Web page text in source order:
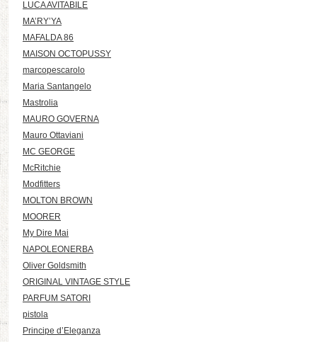
LUCA AVITABILE
MA’RY’YA
MAFALDA 86
MAISON OCTOPUSSY
marcopescarolo
Maria Santangelo
Mastrolia
MAURO GOVERNA
Mauro Ottaviani
MC GEORGE
McRitchie
Modfitters
MOLTON BROWN
MOORER
My Dire Mai
NAPOLEONERBA
Oliver Goldsmith
ORIGINAL VINTAGE STYLE
PARFUM SATORI
pistola
Principe d’Eleganza